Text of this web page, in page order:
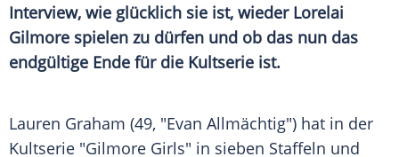
Interview, wie glücklich sie ist, wieder Lorelai
Gilmore spielen zu dürfen und ob das nun das
endgültige Ende für die Kultserie ist.
Lauren Graham (49, "Evan Allmächtig") hat in der
Kultserie "Gilmore Girls" in sieben Staffeln und